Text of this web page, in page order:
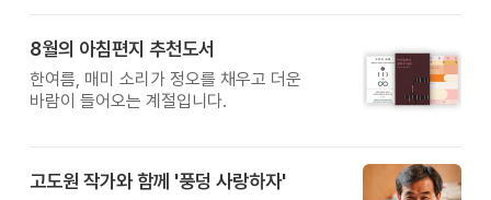
8월의 아침편지 추천도서
한여름, 매미 소리가 정오를 채우고 더운
바람이 들어오는 계절입니다.
고도원 작가와 함께 '풍덩 사랑하자'